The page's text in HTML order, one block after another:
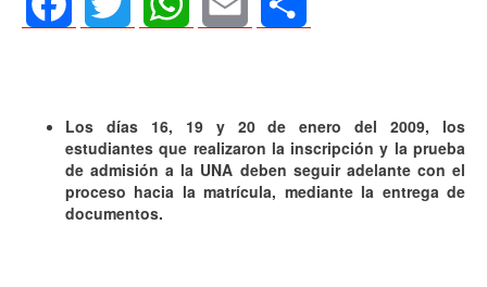
Los días 16, 19 y 20 de enero del 2009, los
estudiantes que realizaron la inscripción y la prueba
de admisión a la UNA deben seguir adelante con el
proceso hacia la matrícula, mediante la entrega de
documentos.